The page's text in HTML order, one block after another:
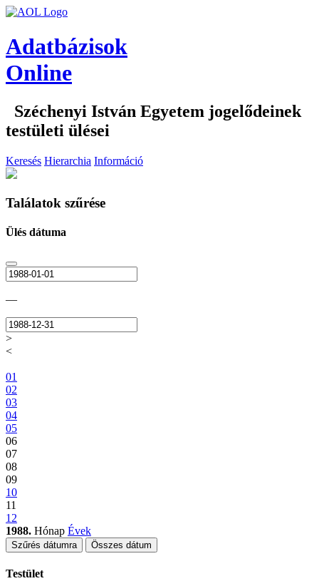
Adatbázisok
Online
Széchenyi István Egyetem jogelődeinek
testületi ülései
Keresés Hierarchia Információ
Találatok szűrése
Ülés dátuma
—
>
<
01
02
03
04
05
06
07
08
09
10
11
12
1988. Hónap Évek
Szűrés dátumra Összes dátum
Testület